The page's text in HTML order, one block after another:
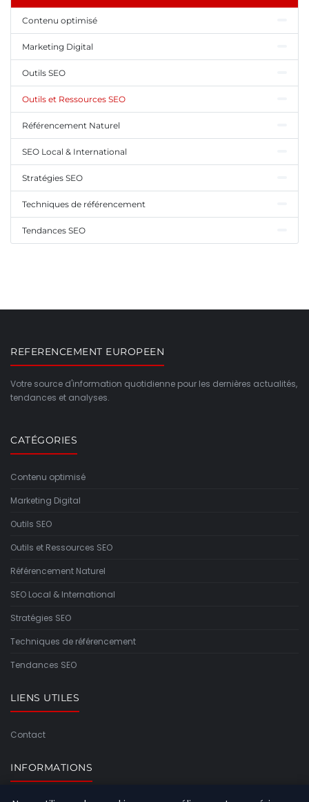
Contenu optimisé
Marketing Digital
Outils SEO
Outils et Ressources SEO
Référencement Naturel
SEO Local & International
Stratégies SEO
Techniques de référencement
Tendances SEO
REFERENCEMENT EUROPEEN
Votre source d'information quotidienne pour les dernières actualités,
tendances et analyses.
CATÉGORIES
Contenu optimisé
Marketing Digital
Outils SEO
Outils et Ressources SEO
Référencement Naturel
SEO Local & International
Stratégies SEO
Techniques de référencement
Tendances SEO
LIENS UTILES
Contact
INFORMATIONS